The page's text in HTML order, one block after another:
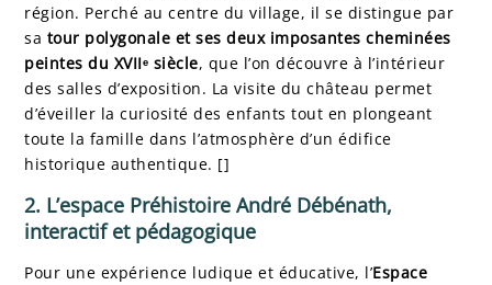
région. Perché au centre du village, il se distingue par
sa tour polygonale et ses deux imposantes cheminées
peintes du XVIIᵉ siècle, que l’on découvre à l’intérieur
des salles d’exposition. La visite du château permet
d’éveiller la curiosité des enfants tout en plongeant
toute la famille dans l’atmosphère d’un édifice
historique authentique. []
2. L’espace Préhistoire André Débénath,
interactif et pédagogique
Pour une expérience ludique et éducative, l’Espace